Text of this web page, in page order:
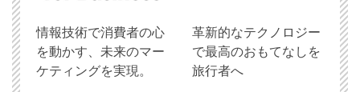
情報技術で消費者の心
を動かす、未来のマー
ケティングを実現。
革新的なテクノロジー
で最高のおもてなしを
旅行者へ